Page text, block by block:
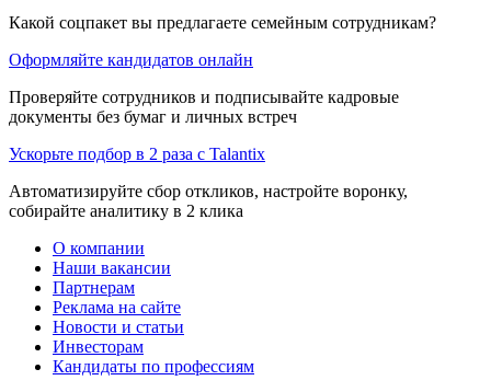
Какой соцпакет вы предлагаете семейным сотрудникам?
Оформляйте кандидатов онлайн
Проверяйте сотрудников и подписывайте кадровые
документы без бумаг и личных встреч
Ускорьте подбор в 2 раза с Talantix
Автоматизируйте сбор откликов, настройте воронку,
собирайте аналитику в 2 клика
О компании
Наши вакансии
Партнерам
Реклама на сайте
Новости и статьи
Инвесторам
Кандидаты по профессиям